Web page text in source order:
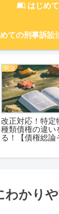
はじめ
ての刑事訴訟
民法
改正対応！特定
種類債権の違い
る！【債権総論
わかり